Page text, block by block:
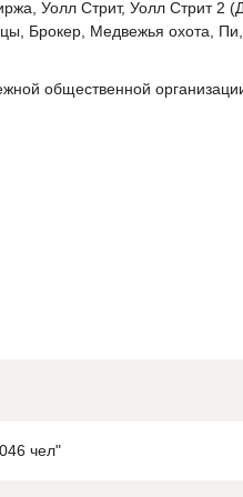
Уолл Стрит, Уолл Стрит 2
Брокер, Медвежья охота,
общественной
чел"